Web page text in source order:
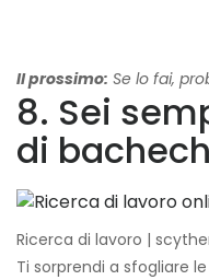
Il prossimo: Se lo fai,
8. Sei
di
Ricerca di lavoro |
Ti sorprendi a sfogliare